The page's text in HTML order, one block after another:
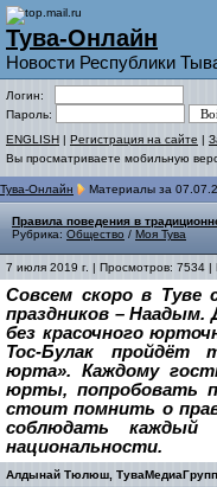
Тува-Онлайн
Новости Республики
Логин:
Пароль:
ENGLISH | Регистрация на сайте |
Вы просматриваете мобильную
Тува-Онлайн Материалы за
Правила поведения в
Рубрика: Общество / Моя Тува
7 июля 2019 г. | Просмотров: 7534
Совсем скоро в Туве
праздников – Наадым.
без красочного
Тос-Булак пройдёт
юрта». Каждому
юрты, попробовать
стоит помнить о
соблюдать каждый
национальности.
Алдынай Тюлюш, ТуваМедиаГрупп